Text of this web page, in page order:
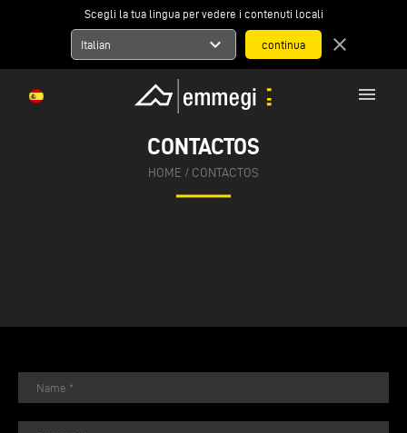
Scegli la tua lingua per vedere i contenuti locali
Italian expand_more close
menu
CONTACTOS
HOME / CONTACTOS